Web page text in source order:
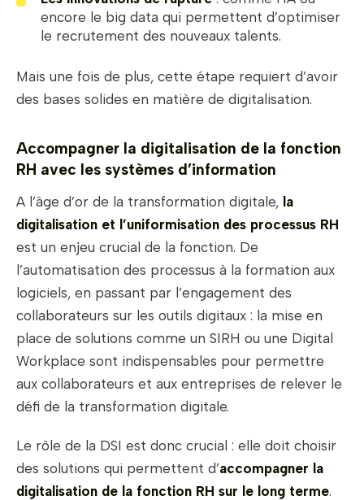
encore le big data qui permettent d’optimiser
le recrutement des nouveaux talents.
Mais une fois de plus, cette étape requiert d’avoir
des bases solides en matière de digitalisation.
Accompagner la digitalisation de la fonction
RH avec les systèmes d’information
A l’âge d’or de la transformation digitale, la
digitalisation et l’uniformisation des processus RH
est un enjeu crucial de la fonction. De
l’automatisation des processus à la formation aux
logiciels, en passant par l’engagement des
collaborateurs sur les outils digitaux : la mise en
place de solutions comme un SIRH ou une Digital
Workplace sont indispensables pour permettre
aux collaborateurs et aux entreprises de relever le
défi de la transformation digitale.
Le rôle de la DSI est donc crucial : elle doit choisir
des solutions qui permettent d’accompagner la
digitalisation de la fonction RH sur le long terme.